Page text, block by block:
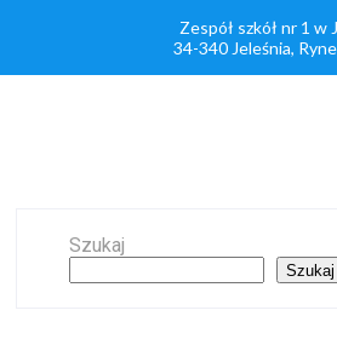
Zespół szkół nr 1 w
34-340 Jeleśnia,
Szukaj
Szukaj